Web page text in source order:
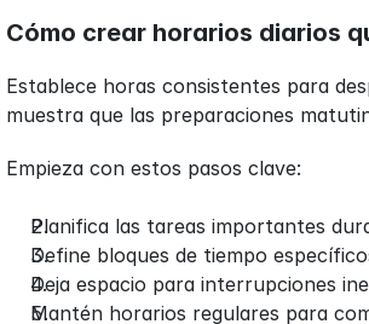
Cómo crear horarios diarios
Establece horas consistentes para
muestra que las preparaciones
Empieza con estos pasos clave:
Planifica las tareas importantes
Define bloques de tiempo
Deja espacio para interrupciones
Mantén horarios regulares para